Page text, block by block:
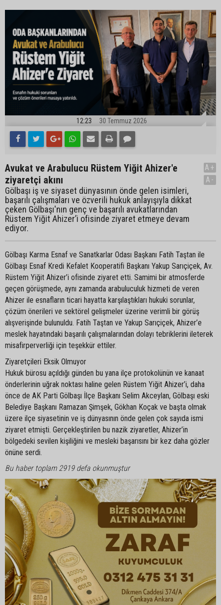
12:23 30 Temmuz 2026
Avukat ve Arabulucu Rüstem Yiğit Ahizer'e
ziyaretçi akını
Gölbaşı iş ve siyaset dünyasının önde gelen isimleri,
başarılı çalışmaları ve özverili hukuk anlayışıyla dikkat
çeken Gölbaşı'nın genç ve başarılı avukatlarından
Rüstem Yiğit Ahizer’i ofisinde ziyaret etmeye devam
ediyor.
A+
A-
Gölbaşı Karma Esnaf ve Sanatkarlar Odası Başkanı Fatih Taştan ile
Gölbaşı Esnaf Kredi Kefalet Kooperatifi Başkanı Yakup Sarıçiçek, Av.
Rüstem Yiğit Ahizer’i ofisinde ziyaret etti. Samimi bir atmosferde
geçen görüşmede, aynı zamanda arabuluculuk hizmeti de veren
Ahizer ile esnafların ticari hayatta karşılaştıkları hukuki sorunlar,
çözüm önerileri ve sektörel gelişmeler üzerine verimli bir görüş
alışverişinde bulunuldu. Fatih Taştan ve Yakup Sarıçiçek, Ahizer’e
meslek hayatındaki başarılı çalışmalarından dolayı tebriklerini ileterek
misafirperverliği için teşekkür ettiler.
Ziyaretçileri Eksik Olmuyor
Hukuk bürosu açıldığı günden bu yana ilçe protokolünün ve kanaat
önderlerinin uğrak noktası haline gelen Rüstem Yiğit Ahizer’i, daha
önce de AK Parti Gölbaşı İlçe Başkanı Selim Akceylan, Gölbaşı eski
Belediye Başkanı Ramazan Şimşek, Gökhan Koçak ve başta olmak
üzere ilçe siyasetinin ve iş dünyasının önde gelen çok sayıda ismi
ziyaret etmişti. Gerçekleştirilen bu nazik ziyaretler, Ahizer’in
bölgedeki sevilen kişiliğini ve mesleki başarısını bir kez daha gözler
önüne serdi.
Bu haber toplam 2919 defa okunmuştur